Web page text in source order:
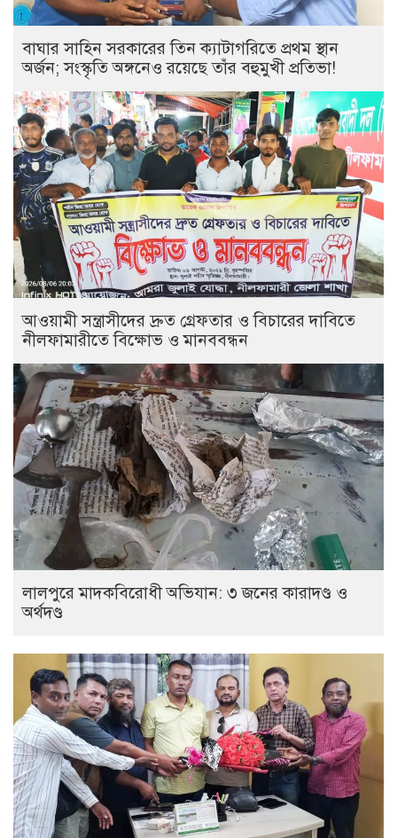
বাঘার সাহিন সরকারের তিন ক্যাটাগরিতে প্রথম স্থান
অর্জন; সংস্কৃতি অঙ্গনেও রয়েছে তাঁর বহুমুখী প্রতিভা!
আওয়ামী সন্ত্রাসীদের দ্রুত গ্রেফতার ও বিচারের দাবিতে
নীলফামারীতে বিক্ষোভ ও মানববন্ধন
লালপুরে মাদকবিরোধী অভিযান: ৩ জনের কারাদণ্ড ও
অর্থদণ্ড